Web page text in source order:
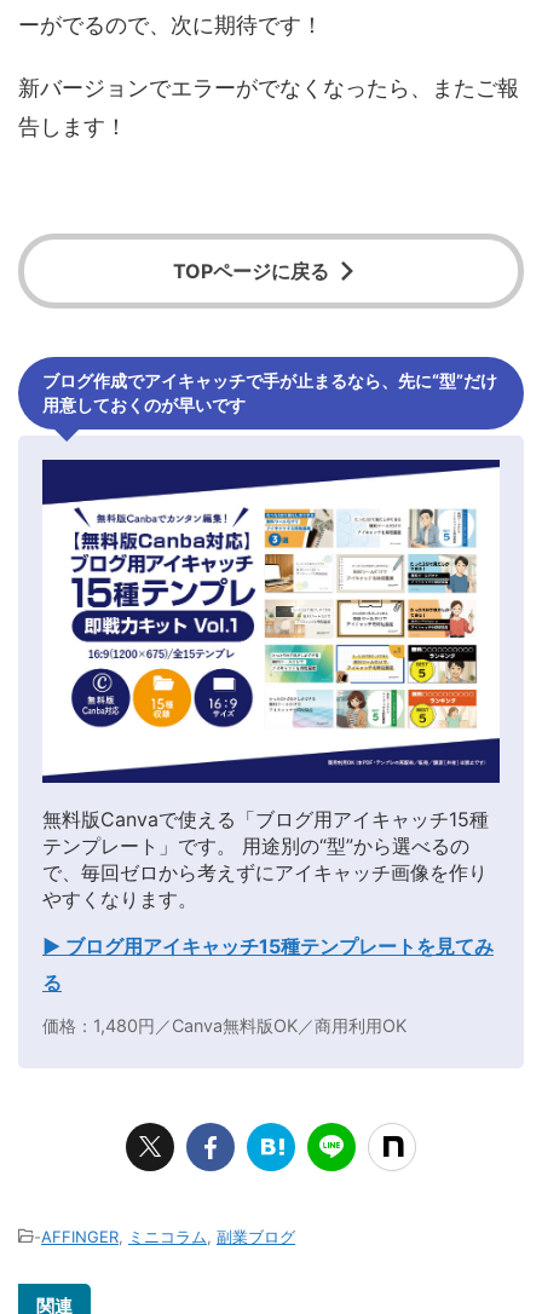
ーがでるので、次に期待です！
新バージョンでエラーがでなくなったら、またご報
告します！
TOPページに戻る
ブログ作成でアイキャッチで手が止まるなら、先に“型”だけ
用意しておくのが早いです
無料版Canvaで使える「ブログ用アイキャッチ15種
テンプレート」です。 用途別の“型”から選べるの
で、毎回ゼロから考えずにアイキャッチ画像を作り
やすくなります。
▶ ブログ用アイキャッチ15種テンプレートを見てみ
る
価格：1,480円／Canva無料版OK／商用利用OK
-AFFINGER ミニコラム 副業ブログ
関連